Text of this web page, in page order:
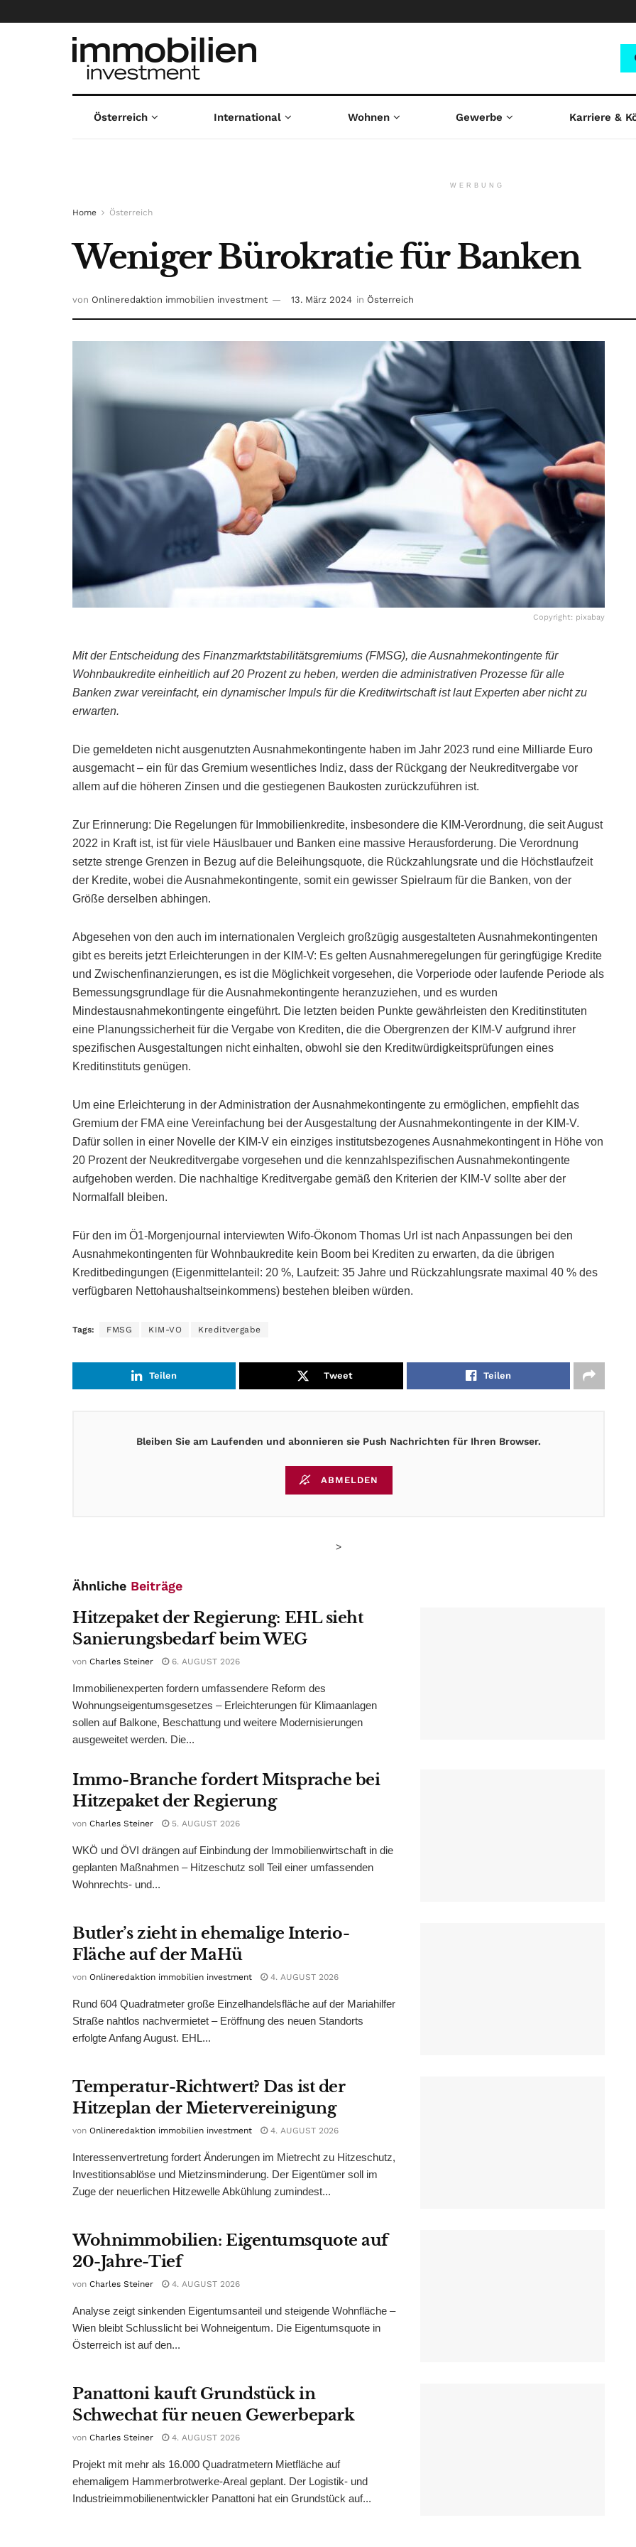
Österreich International Wohnen Gewerbe Karriere &
WERBUNG
Home Österreich
Weniger Bürokratie für Banken
von Onlineredaktion immobilien investment 13. März 2024 in Österreich
Copyright: pixabay
Mit der Entscheidung des Finanzmarktstabilitätsgremiums (FMSG), die Ausnahmekontingente für
Wohnbaukredite einheitlich auf 20 Prozent zu heben, werden die administrativen Prozesse für alle
Banken zwar vereinfacht, ein dynamischer Impuls für die Kreditwirtschaft ist laut Experten aber nicht zu
erwarten.
Die gemeldeten nicht ausgenutzten Ausnahmekontingente haben im Jahr 2023 rund eine Milliarde Euro
ausgemacht – ein für das Gremium wesentliches Indiz, dass der Rückgang der Neukreditvergabe vor
allem auf die höheren Zinsen und die gestiegenen Baukosten zurückzuführen ist.
Zur Erinnerung: Die Regelungen für Immobilienkredite, insbesondere die KIM-Verordnung, die seit August
2022 in Kraft ist, ist für viele Häuslbauer und Banken eine massive Herausforderung. Die Verordnung
setzte strenge Grenzen in Bezug auf die Beleihungsquote, die Rückzahlungsrate und die Höchstlaufzeit
der Kredite, wobei die Ausnahmekontingente, somit ein gewisser Spielraum für die Banken, von der
Größe derselben abhingen.
Abgesehen von den auch im internationalen Vergleich großzügig ausgestalteten Ausnahmekontingenten
gibt es bereits jetzt Erleichterungen in der KIM-V: Es gelten Ausnahmeregelungen für geringfügige Kredite
und Zwischenfinanzierungen, es ist die Möglichkeit vorgesehen, die Vorperiode oder laufende Periode als
Bemessungsgrundlage für die Ausnahmekontingente heranzuziehen, und es wurden
Mindestausnahmekontingente eingeführt. Die letzten beiden Punkte gewährleisten den Kreditinstituten
eine Planungssicherheit für die Vergabe von Krediten, die die Obergrenzen der KIM-V aufgrund ihrer
spezifischen Ausgestaltungen nicht einhalten, obwohl sie den Kreditwürdigkeitsprüfungen eines
Kreditinstituts genügen.
Um eine Erleichterung in der Administration der Ausnahmekontingente zu ermöglichen, empfiehlt das
Gremium der FMA eine Vereinfachung bei der Ausgestaltung der Ausnahmekontingente in der KIM-V.
Dafür sollen in einer Novelle der KIM-V ein einziges institutsbezogenes Ausnahmekontingent in Höhe von
20 Prozent der Neukreditvergabe vorgesehen und die kennzahlspezifischen Ausnahmekontingente
aufgehoben werden. Die nachhaltige Kreditvergabe gemäß den Kriterien der KIM-V sollte aber der
Normalfall bleiben.
Für den im Ö1-Morgenjournal interviewten Wifo-Ökonom Thomas Url ist nach Anpassungen bei den
Ausnahmekontingenten für Wohnbaukredite kein Boom bei Krediten zu erwarten, da die übrigen
Kreditbedingungen (Eigenmittelanteil: 20 %, Laufzeit: 35 Jahre und Rückzahlungsrate maximal 40 % des
verfügbaren Nettohaushaltseinkommens) bestehen bleiben würden.
Tags: FMSG KIM-VO Kreditvergabe
Teilen Tweet Teilen
Bleiben Sie am Laufenden und abonnieren sie Push Nachrichten für Ihren Browser.
ABMELDEN
>
Ähnliche Beiträge
Hitzepaket der Regierung: EHL sieht
Sanierungsbedarf beim WEG
von Charles Steiner 6. AUGUST 2026
Immobilienexperten fordern umfassendere Reform des
Wohnungseigentumsgesetzes – Erleichterungen für Klimaanlagen
sollen auf Balkone, Beschattung und weitere Modernisierungen
ausgeweitet werden. Die...
Immo-Branche fordert Mitsprache bei
Hitzepaket der Regierung
von Charles Steiner 5. AUGUST 2026
WKÖ und ÖVI drängen auf Einbindung der Immobilienwirtschaft in die
geplanten Maßnahmen – Hitzeschutz soll Teil einer umfassenden
Wohnrechts- und...
Butler’s zieht in ehemalige Interio-
Fläche auf der MaHü
von Onlineredaktion immobilien investment 4. AUGUST 2026
Rund 604 Quadratmeter große Einzelhandelsfläche auf der Mariahilfer
Straße nahtlos nachvermietet – Eröffnung des neuen Standorts
erfolgte Anfang August. EHL...
Temperatur-Richtwert? Das ist der
Hitzeplan der Mietervereinigung
von Onlineredaktion immobilien investment 4. AUGUST 2026
Interessenvertretung fordert Änderungen im Mietrecht zu Hitzeschutz,
Investitionsablöse und Mietzinsminderung. Der Eigentümer soll im
Zuge der neuerlichen Hitzewelle Abkühlung zumindest...
Wohnimmobilien: Eigentumsquote auf
20-Jahre-Tief
von Charles Steiner 4. AUGUST 2026
Analyse zeigt sinkenden Eigentumsanteil und steigende Wohnfläche –
Wien bleibt Schlusslicht bei Wohneigentum. Die Eigentumsquote in
Österreich ist auf den...
Panattoni kauft Grundstück in
Schwechat für neuen Gewerbepark
von Charles Steiner 4. AUGUST 2026
Projekt mit mehr als 16.000 Quadratmetern Mietfläche auf
ehemaligem Hammerbrotwerke-Areal geplant. Der Logistik- und
Industrieimmobilienentwickler Panattoni hat ein Grundstück auf...